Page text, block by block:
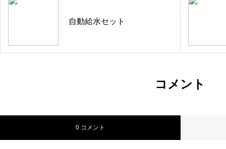
自動給水セット
コメント
0 コメント